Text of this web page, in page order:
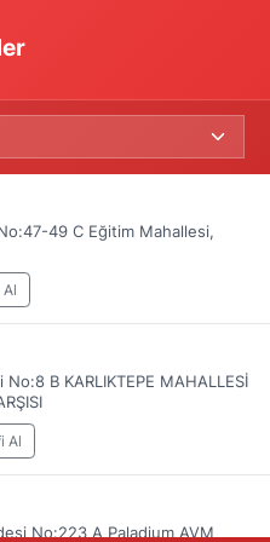
49 C Eğitim Mahallesi,
Al
B KARLIKTEPE MAHALLESİ
Al
No:223 A Paladium AVM